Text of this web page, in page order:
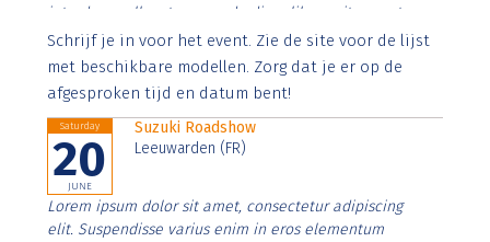
interdum nulla, ut commodo diam libero vitae erat.
Aenean faucibus nibh et justo cursus id rutrum lorem
imperdiet. Nunc ut sem vitae risus tristique posuere.
Schrijf je in voor het event. Zie de site voor de lijst
met beschikbare modellen. Zorg dat je er op de
afgesproken tijd en datum bent!
Saturday
20
JUNE
Suzuki Roadshow
Leeuwarden (FR)
Lorem ipsum dolor sit amet, consectetur adipiscing
elit. Suspendisse varius enim in eros elementum